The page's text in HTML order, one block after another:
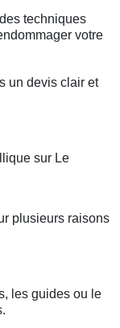
techniques
votre
un devis clair et
sur Le
plusieurs raisons
les guides ou le